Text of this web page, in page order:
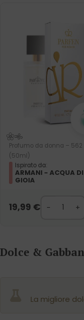
Profumo da donna – 562
(50ml)
Ispirato da:
ARMANI - ACQUA DI
GIOIA
19,99 €
Dolce &
La migliore